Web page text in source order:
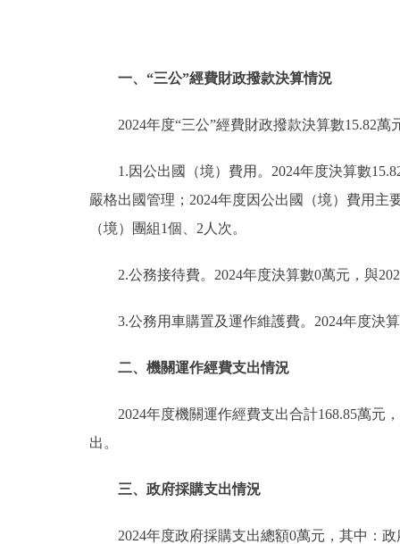
一、“三公”經費財政撥款決算情況
2024年度“三公”經費財政撥款決算數15.82
1.因公出國（境）費用。2024年度決算數
嚴格出國管理；2024年度因公出國（境）費用
（境）團組1個、2人次。
2.公務接待費。2024年度決算數0萬元，與
3.公務用車購置及運作維護費。2024年度決
二、機關運作經費支出情況
2024年度機關運作經費支出合計168.85萬元
出。
三、政府採購支出情況
2024年度政府採購支出總額0萬元，其中：